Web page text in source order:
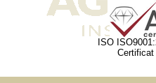
ISO
Certificat